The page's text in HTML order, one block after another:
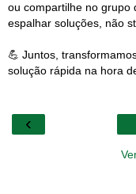
ou compartilhe no grupo
espalhar soluções, não
💪 Juntos,
solução rápida na hora
‹